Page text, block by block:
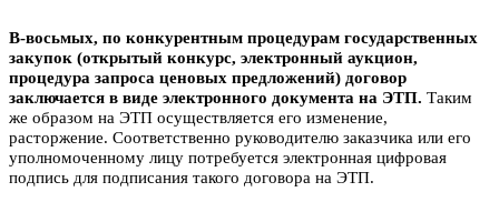
В-восьмых, по конкурентным процедурам государственных
закупок (открытый конкурс, электронный аукцион,
процедура запроса ценовых предложений) договор
заключается в виде электронного документа на ЭТП. Таким
же образом на ЭТП осуществляется его изменение,
расторжение. Соответственно руководителю заказчика или его
уполномоченному лицу потребуется электронная цифровая
подпись для подписания такого договора на ЭТП.